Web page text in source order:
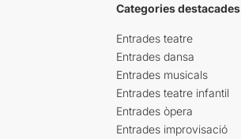
Categories destacades
Entrades teatre
Entrades dansa
Entrades musicals
Entrades teatre infantil
Entrades òpera
Entrades improvisació